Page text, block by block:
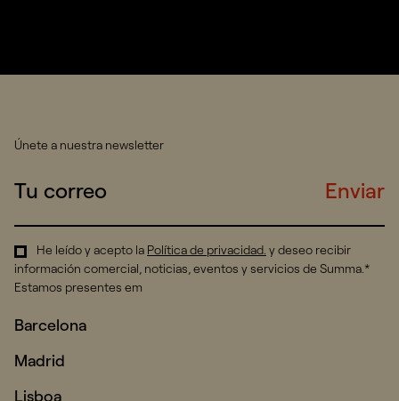
Únete a nuestra newsletter
Enviar
He leído y acepto la Política de privacidad. y deseo recibir
información comercial, noticias, eventos y servicios de Summa.*
Estamos presentes em
Barcelona
Madrid
Lisboa